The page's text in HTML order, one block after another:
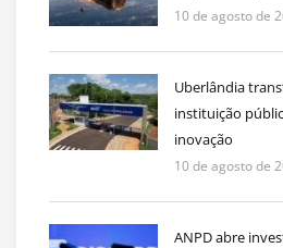
10 de agosto de
Uberlândia
instituição
inovação
10 de agosto de
ANPD abre